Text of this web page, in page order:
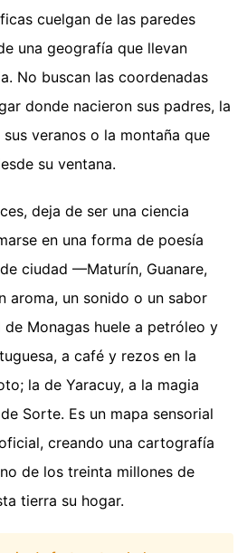
cuelgan de las paredes
una geografía que llevan
No buscan las coordenadas
donde nacieron sus padres, la
veranos o la montaña que
su ventana.
deja de ser una ciencia
en una forma de poesía
ciudad —Maturín, Guanare,
aroma, un sonido o un sabor
Monagas huele a petróleo y
a café y rezos en la
la de Yaracuy, a la magia
Sorte. Es un mapa sensorial
creando una cartografía
de los treinta millones de
tierra su hogar.